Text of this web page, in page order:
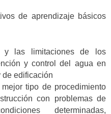
de aprendizaje básicos
y las limitaciones de los
y control del agua en
edificación
tipo de procedimiento
con problemas de
determinadas,